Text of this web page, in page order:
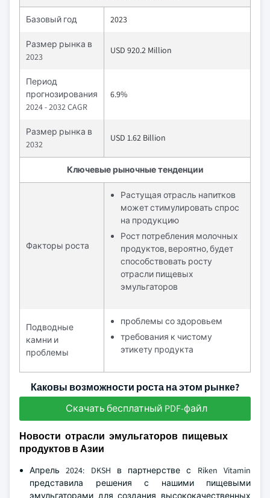
Базовый год 2023
Размер рынка в
2023
USD 920.2 Million
Период
прогнозирования
2024 - 2032 CAGR
6.9%
Размер рынка в
2032
USD 1.62 Billion
Ключевые рыночные тенденции
Факторы роста
Растущая отрасль напитков
может стимулировать спрос
на продукцию
Рост потребления молочных
продуктов, вероятно, будет
способствовать росту
отрасли пищевых
эмульгаторов
Подводные
камни и
проблемы
проблемы со здоровьем
требования к чистому
этикету продукта
Каковы возможности роста на этом рынке?
Скачать бесплатный PDF-файл
Новости отрасли эмульгаторов пищевых
продуктов в Азии
Апрель 2024: DKSH в партнерстве с Riken Vitamin
представила решения с нашими пищевыми
эмульгаторами для создания высококачественных